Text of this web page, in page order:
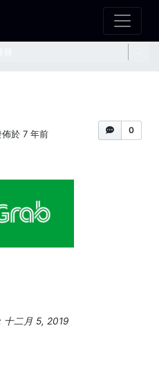
0
佈於 7 年前
十二月 5, 2019